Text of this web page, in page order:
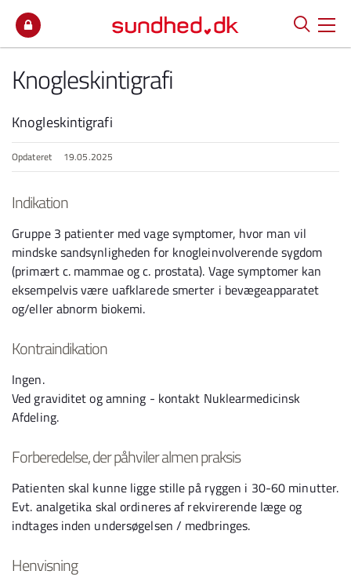
Knogleskintigrafi
Knogleskintigrafi
Opdateret 19.05.2025
Indikation
Gruppe 3 patienter med vage symptomer, hvor man vil
mindske sandsynligheden for knogleinvolverende sygdom
(primært c. mammae og c. prostata). Vage symptomer kan
eksempelvis være uafklarede smerter i bevægeapparatet
og/eller abnorm biokemi.
Kontraindikation
Ingen.
Ved graviditet og amning - kontakt Nuklearmedicinsk
Afdeling.
Forberedelse, der påhviler almen praksis
Patienten skal kunne ligge stille på ryggen i 30-60 minutter.
Evt. analgetika skal ordineres af rekvirerende læge og
indtages inden undersøgelsen / medbringes.
Henvisning